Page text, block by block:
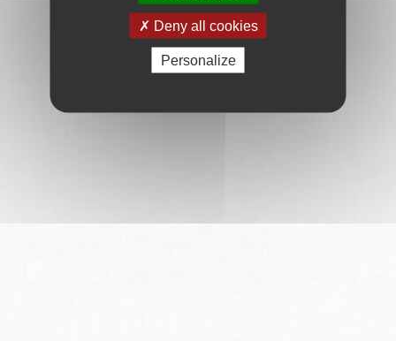
Deny all cookies
Personalize